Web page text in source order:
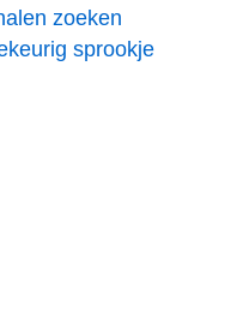
zoeken
sprookje